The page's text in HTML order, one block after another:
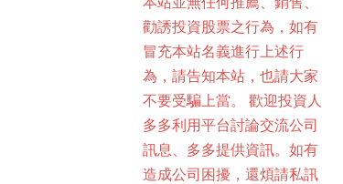
勸誘投資股票之行為，如有
冒充本站名義進行上述行
為，請告知本站，也請大家
不要受騙上當。 歡迎投資人
多多利用平台討論交流公司
訊息、多多提供資訊。如有
造成公司困擾，還煩請私訊